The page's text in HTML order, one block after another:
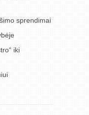
sprendimai
iki